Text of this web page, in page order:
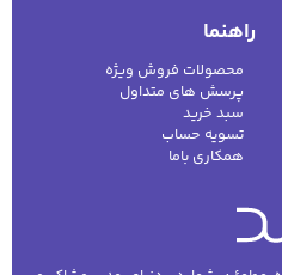
راهنما
محصولات فروش ویژه
پرسش های متداول
سبد خرید
تسویه حساب
همکاری باما